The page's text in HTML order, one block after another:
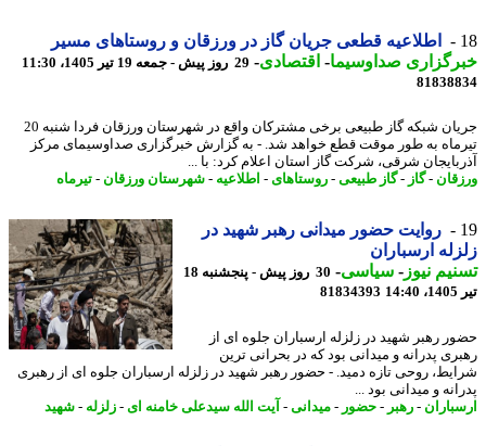
اطلاعیه قطعی جریان گاز در ورزقان و روستاهای مسیر
صداوسیما-اقتصادی-29 روز پیش - جمعه 19 تیر 1405، 11:30
جریان شبکه گاز طبیعی برخی مشترکان واقع در شهرستان ورزقان فردا شنبه 20
به طور موقت قطع خواهد شد. - به گزارش خبرگزاری صداوسیمای مرکز
شرقی، شرکت گاز استان اعلام کرد: با ...
-گاز -گاز طبیعی-روستاهای-اطلاعیه-شهرستان ورزقان -تیرماه
روایت حضور میدانی رهبر شهید در
ارسباران
نیوز-سیاسی-
30 روز پیش - پنجشنبه 18
81834393
رهبر شهید در زلزله ارسباران جلوه ای از
پدرانه و میدانی بود که در بحرانی ترین
روحی تازه دمید. - حضور رهبر شهید در زلزله ارسباران جلوه ای از رهبری
و میدانی بود ...
- رهبر -حضور-میدانی- آیت الله سیدعلی خامنه ای- زلزله - شهید